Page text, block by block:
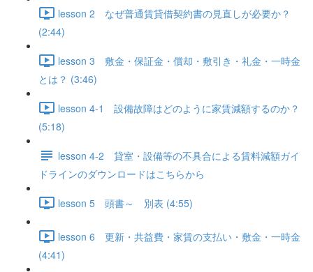
lesson 2 なぜ普通賃貸借契約書の見直しが必要か？
(2:44)
lesson 3 敷金・保証金・償却・敷引き・礼金・一時金
とは？ (3:46)
lesson 4-1 設備故障はどのように家賃減額するのか？
(5:18)
lesson 4-2 貸室・設備等の不具合による賃料減額ガイ
ドラインのダウンロードはこちらから
lesson 5 頭書～ 別表 (4:55)
lesson 6 更新・共益費・家賃の支払い・敷金・一時金
(4:41)